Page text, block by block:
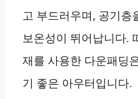
고 부드러우며, 공기층
보온성이 뛰어납니다.
재를 사용한 다운패딩
기 좋은 아우터입니다.